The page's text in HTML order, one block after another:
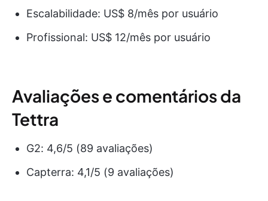
Escalabilidade: US$ 8/mês por usuário
Profissional: US$ 12/mês por usuário
Avaliações e comentários da
Tettra
G2: 4,6/5 (89 avaliações)
Capterra: 4,1/5 (9 avaliações)